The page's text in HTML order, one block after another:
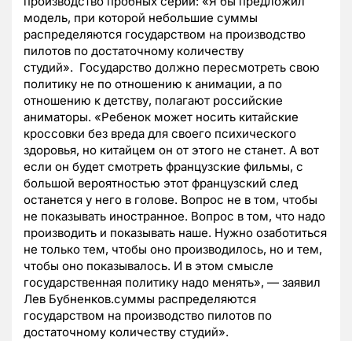
модель, при которой небольшие суммы
распределяются государством на производство
пилотов по достаточному количеству
студий». Государство должно пересмотреть свою
политику не по отношению к анимации, а по
отношению к детству, полагают российские
аниматоры. «Ребенок может носить китайские
кроссовки без вреда для своего психического
здоровья, но китайцем он от этого не станет. А вот
если он будет смотреть французские фильмы, с
большой вероятностью этот французский след
останется у него в голове. Вопрос не в том, чтобы
не показывать иностранное. Вопрос в том, что надо
производить и показывать наше. Нужно озаботиться
не только тем, чтобы оно производилось, но и тем,
чтобы оно показывалось. И в этом смысле
государственная политику надо менять», — заявил
Лев Бубненков.суммы распределяются
государством на производство пилотов по
достаточному количеству студий».